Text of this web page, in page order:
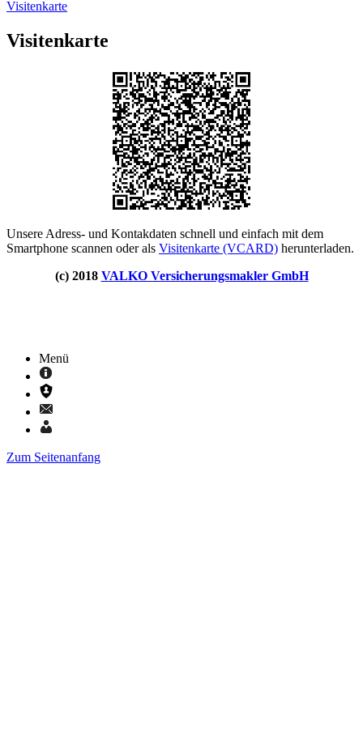
Visitenkarte
Visitenkarte
Unsere Adress- und Kontakdaten schnell und einfach mit dem
Smartphone scannen oder als Visitenkarte (VCARD) herunterladen.
(c) 2018 VALKO Versicherungsmakler GmbH
Menü
Zum Seitenanfang